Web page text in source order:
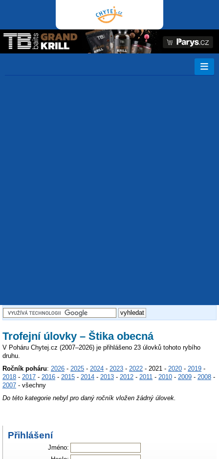
Trofejní úlovky – Štika obecná
V Poháru Chytej.cz (2007–2026) je přihlášeno 23 úlovků tohoto rybího
druhu.
Ročník poháru: 2026 - 2025 - 2024 - 2023 - 2022 - 2021 - 2020 - 2019 -
2018 - 2017 - 2016 - 2015 - 2014 - 2013 - 2012 - 2011 - 2010 - 2009 - 2008 -
2007 - všechny
Do této kategorie nebyl pro daný ročník vložen žádný úlovek.
Přihlášení
Jméno: